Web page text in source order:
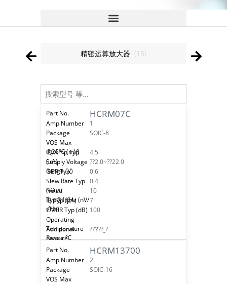
精密运算放大器 (15)
HCRM07C
1
SOIC-8
4.5
??2.0~??22.0
0.6
0.4
10
7
100
???ܵ??˷?
HCRM13700
2
SOIC-16